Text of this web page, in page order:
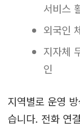
서비스
외국인
지자체
인
지역별로 운영
습니다. 전화 연